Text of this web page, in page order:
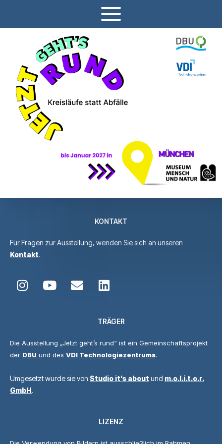
KONTAKT
Für Fragen zur Ausstellung, wenden Sie sich an unseren
Kontakt.
TRÄGER
Die Ausstellung „Jetzt geht’s rund“ ist ein Gemeinschaftsprojekt
der DBU und des VDI Technologiezentrums.
Umgesetzt wurde sie von Studio it’s about und m.o.l.i.t.o.r.
GmbH.
LIZENZ